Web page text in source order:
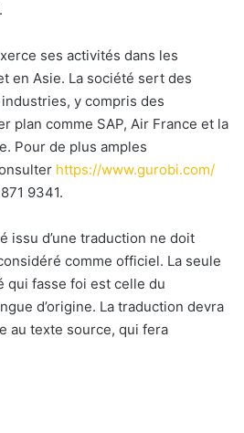
ses activités dans les
en Asie. La société sert des
y compris des
plan comme SAP, Air France et la
Pour de plus amples
https://www.gurobi.com/
9341.
issu d’une traduction ne doit
comme officiel. La seule
qui fasse foi est celle du
d’origine. La traduction devra
au texte source, qui fera